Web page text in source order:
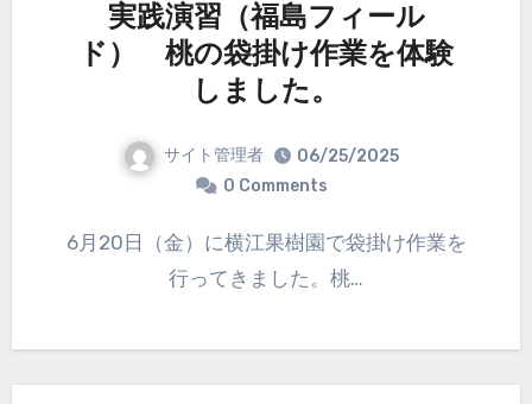
実践演習（福島フィール
ド） 桃の袋掛け作業を体験
しました。
サイト管理者
06/25/2025
0 Comments
6月20日（金）に横江果樹園で袋掛け作業を
行ってきました。桃…